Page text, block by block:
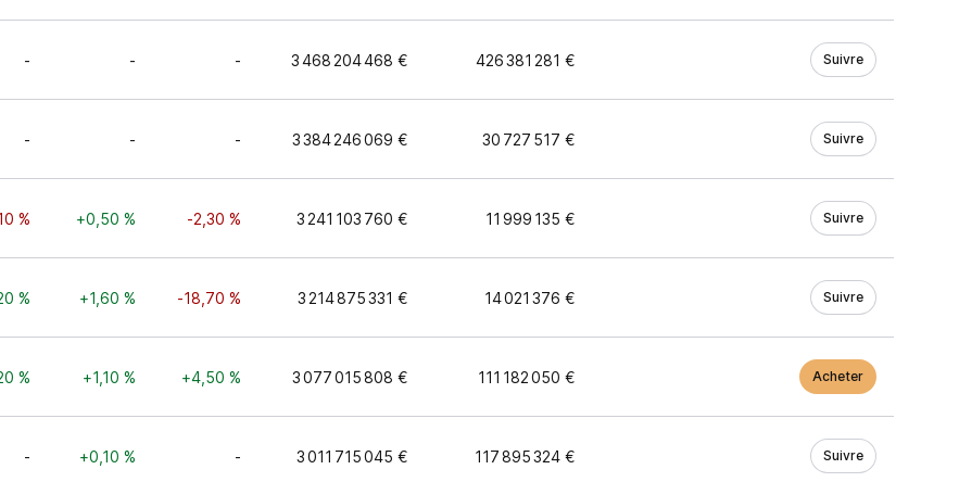
- - - 3 468 204 468 € 426 381 281 € Suivre
- - - 3 384 246 069 € 30 727 517 € Suivre
% +0,50 % -2,30 % 3 241 103 760 € 11 999 135 € Suivre
% +1,60 % -18,70 % 3 214 875 331 € 14 021 376 € Suivre
% +1,10 % +4,50 % 3 077 015 808 € 111 182 050 € Acheter
- +0,10 % - 3 011 715 045 € 117 895 324 € Suivre